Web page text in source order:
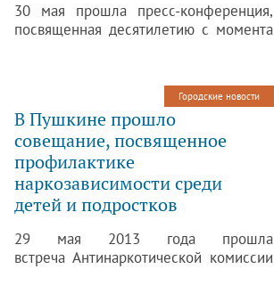
30 мая прошла пресс-конференция,
посвященная десятилетию с момента
Село» вместе с начальником
реставрационной мастерской
попытались ответить на вопрос:
«Оправдал ли себя дерзкий
реставрационный эксперимент?»
Окончание реконструкции Янтарной
комнаты 10 лет назад обозначило
новый этап в жизни музейного
комплекса и вдохновило не на один
смелый проект.
Городские новости
В Пушкине прошло
совещание, посвященное
профилактике
наркозависимости среди
детей и подростков
29 мая 2013 года прошла
встреча Антинаркотической комиссии